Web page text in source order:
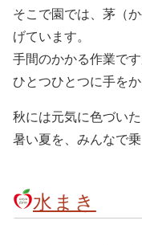
そこで園では、茅（
げています。
手間のかかる作業で
ひとつひとつに手をか
秋には元気に色づい
暑い夏を、みんなで
水まき